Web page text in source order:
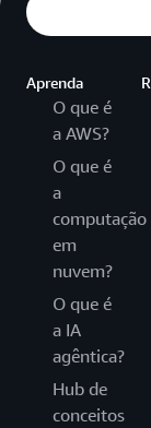
Aprenda
O que é
a AWS?
O que é
a
computação
em
nuvem?
O que é
a IA
agêntica?
Hub de
conceitos